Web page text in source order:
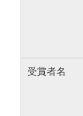
受賞者名